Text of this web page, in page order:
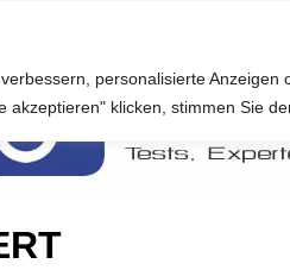
personalisierte Anzeigen
klicken, stimmen Sie